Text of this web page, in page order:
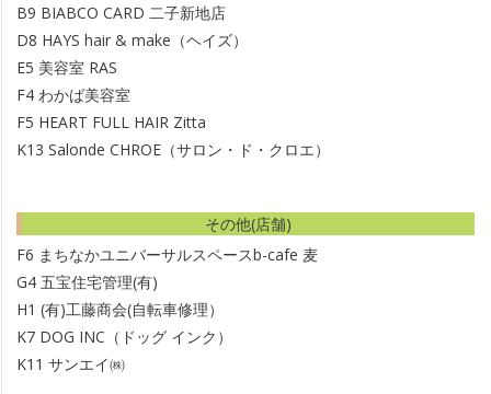
B9 BIABCO CARD 二子新地店
D8 HAYS hair & make（ヘイズ）
E5 美容室 RAS
F4 わかば美容室
F5 HEART FULL HAIR Zitta
K13 Salonde CHROE（サロン・ド・クロエ）
その他(店舗)
F6 まちなかユニバーサルスペースb-cafe 麦
G4 五宝住宅管理(有)
H1 (有)工藤商会(自転車修理）
K7 DOG INC（ドッグ インク）
K11 サンエイ㈱